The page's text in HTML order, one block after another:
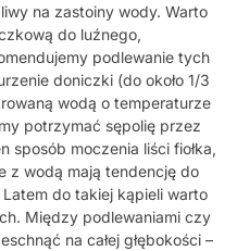
na zastoiny wody. Warto
do luźnego,
podlewanie tych
doniczki (do około 1/3
wodą o temperaturze
potrzymać sępolię przez
sposób moczenia liści fiołka,
z wodą mają tendencję do
do takiej kąpieli warto
Między podlewaniami czy
na całej głębokości –